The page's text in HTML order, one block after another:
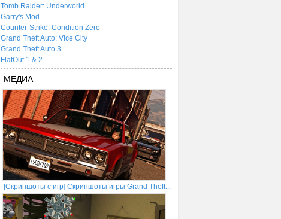
Tomb Raider: Underworld
Garry's Mod
Counter-Strike: Condition Zero
Grand Theft Auto: Vice City
Grand Theft Auto 3
FlatOut 1 & 2
МЕДИА
[Скриншоты с игр] Скриншоты игры Grand Theft...